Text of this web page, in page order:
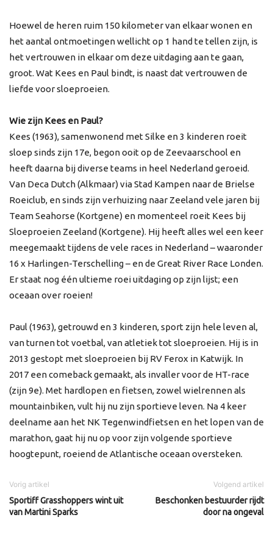
Hoewel de heren ruim 150 kilometer van elkaar wonen en
het aantal ontmoetingen wellicht op 1 hand te tellen zijn, is
het vertrouwen in elkaar om deze uitdaging aan te gaan,
groot. Wat Kees en Paul bindt, is naast dat vertrouwen de
liefde voor sloeproeien.
Wie zijn Kees en Paul?
Kees (1963), samenwonend met Silke en 3 kinderen roeit
sloep sinds zijn 17e, begon ooit op de Zeevaarschool en
heeft daarna bij diverse teams in heel Nederland geroeid.
Van Deca Dutch (Alkmaar) via Stad Kampen naar de Brielse
Roeiclub, en sinds zijn verhuizing naar Zeeland vele jaren bij
Team Seahorse (Kortgene) en momenteel roeit Kees bij
Sloeproeien Zeeland (Kortgene). Hij heeft alles wel een keer
meegemaakt tijdens de vele races in Nederland – waaronder
16 x Harlingen-Terschelling – en de Great River Race Londen.
Er staat nog één ultieme roei uitdaging op zijn lijst; een
oceaan over roeien!
Paul (1963), getrouwd en 3 kinderen, sport zijn hele leven al,
van turnen tot voetbal, van atletiek tot sloeproeien. Hij is in
2013 gestopt met sloeproeien bij RV Ferox in Katwijk. In
2017 een comeback gemaakt, als invaller voor de HT-race
(zijn 9e). Met hardlopen en fietsen, zowel wielrennen als
mountainbiken, vult hij nu zijn sportieve leven. Na 4 keer
deelname aan het NK Tegenwindfietsen en het lopen van de
marathon, gaat hij nu op voor zijn volgende sportieve
hoogtepunt, roeiend de Atlantische oceaan oversteken.
Vorig artikel
Sportiff Grasshoppers wint uit
van Martini Sparks
Volgend artikel
Beschonken bestuurder rijdt
door na ongeval